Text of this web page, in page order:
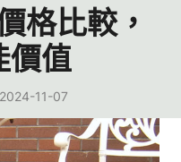
格比較，
價值
2024-11-07